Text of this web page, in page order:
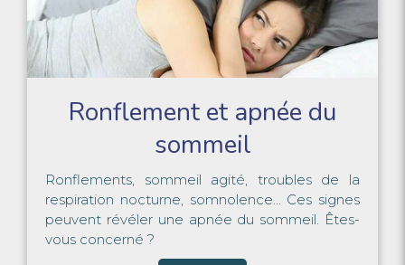
Ronflement et apnée du
sommeil
Ronflements, sommeil agité, troubles de la
respiration nocturne, somnolence... Ces signes
peuvent révéler une apnée du sommeil. Êtes-
vous concerné ?